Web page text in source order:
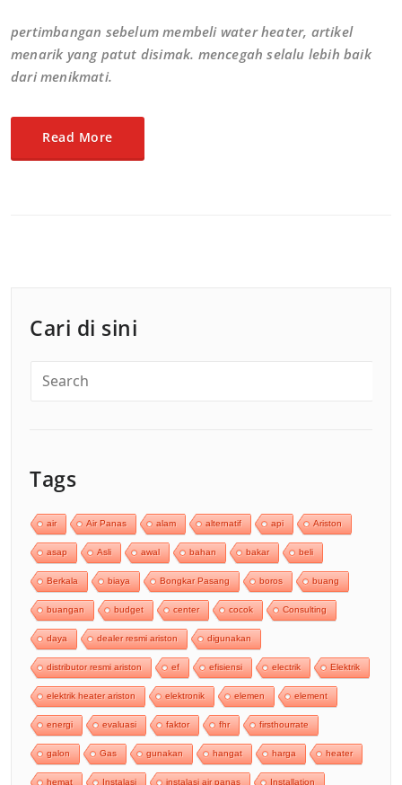
pertimbangan sebelum membeli water heater, artikel
menarik yang patut disimak. mencegah selalu lebih baik
dari menikmati.
Read More
Cari di sini
Tags
air Air Panas alam alternatif api Ariston
asap Asli awal bahan bakar beli
Berkala biaya Bongkar Pasang boros buang
buangan budget center cocok Consulting
daya dealer resmi ariston digunakan
distributor resmi ariston ef efisiensi electrik Elektrik
elektrik heater ariston elektronik elemen element
energi evaluasi faktor fhr firsthourrate
galon Gas gunakan hangat harga heater
hemat Instalasi instalasi air panas Installation